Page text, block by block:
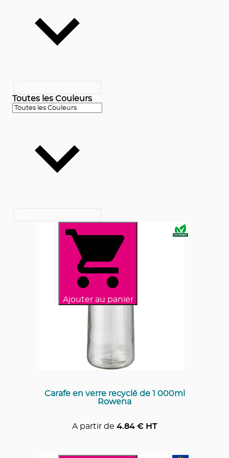
Toutes les Couleurs
Ajouter au panier
Carafe en verre recyclé de 1 000ml
Rowena
A partir de 4.84€ HT